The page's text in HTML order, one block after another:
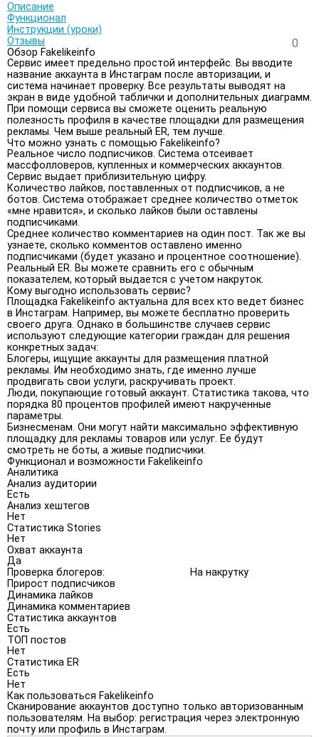
Описание
Функционал
Инструкции (уроки)
Отзывы
0
Обзор Fakelikeinfo
Сервис имеет предельно простой интерфейс. Вы вводите
название аккаунта в Инстаграм после авторизации, и
система начинает проверку. Все результаты выводят на
экран в виде удобной таблички и дополнительных диаграмм.
При помощи сервиса вы сможете оценить реальную
полезность профиля в качестве площадки для размещения
рекламы. Чем выше реальный ER, тем лучше.
Что можно узнать с помощью Fakelikeinfo?
Реальное число подписчиков. Система отсеивает
массфолловеров, купленных и коммерческих аккаунтов.
Сервис выдает приблизительную цифру.
Количество лайков, поставленных от подписчиков, а не
ботов. Система отображает среднее количество отметок
«мне нравится», и сколько лайков были оставлены
подписчиками.
Среднее количество комментариев на один пост. Так же вы
узнаете, сколько комментов оставлено именно
подписчиками (будет указано и процентное соотношение).
Реальный ER. Вы можете сравнить его с обычным
показателем, который выдается с учетом накруток.
Кому выгодно использовать сервис?
Площадка Fakelikeinfo актуальна для всех кто ведет бизнес
в Инстаграм. Например, вы можете бесплатно проверить
своего друга. Однако в большинстве случаев сервис
используют следующие категории граждан для решения
конкретных задач:
Блогеры, ищущие аккаунты для размещения платной
рекламы. Им необходимо знать, где именно лучше
продвигать свои услуги, раскручивать проект.
Люди, покупающие готовый аккаунт. Статистика такова, что
порядка 80 процентов профилей имеют накрученные
параметры.
Бизнесменам. Они могут найти максимально эффективную
площадку для рекламы товаров или услуг. Ее будут
смотреть не боты, а живые подписчики.
Функционал и возможности Fakelikeinfo
Аналитика
Анализ аудитории
Есть
Анализ хештегов
Нет
Статистика Stories
Нет
Охват аккаунта
Да
Проверка блогеров:
На накрутку
Прирост подписчиков
Динамика лайков
Динамика комментариев
Статистика аккаунтов
Есть
ТОП постов
Нет
Статистика ER
Есть
Нет
Как пользоваться Fakelikeinfo
Сканирование аккаунтов доступно только авторизованным
пользователям. На выбор: регистрация через электронную
почту или профиль в Инстаграм.